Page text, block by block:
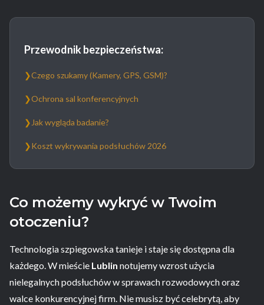
Przewodnik bezpieczeństwa:
❯Czego szukamy (Kamery, GPS, GSM)?
❯Ochrona sal konferencyjnych
❯ Jak wygląda badanie?
❯Koszt wykrywania podsłuchów 2026
Co możemy wykryć w Twoim
otoczeniu?
Technologia szpiegowska tanieje i staje się dostępna dla
każdego. W mieście Lublin notujemy wzrost użycia
nielegalnych podsłuchów w sprawach rozwodowych oraz
walce konkurencyjnej firm. Nie musisz być celebrytą, aby